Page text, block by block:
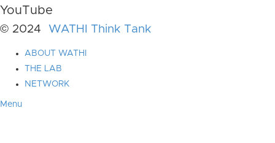
YouTube
© 2024 WATHI Think Tank
ABOUT WATHI
THE LAB
NETWORK
Menu